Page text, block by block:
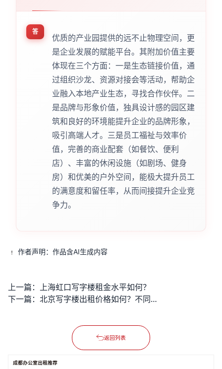
答
优质的产业园提供的远不止物理空间，更
是企业发展的赋能平台。其附加价值主要
体现在三个方面：一是生态链接价值，通
过组织沙龙、资源对接会等活动，帮助企
业融入本地产业生态，寻找合作伙伴。二
是品牌与形象价值，独具设计感的园区建
筑和良好的环境能提升企业的品牌形象，
吸引高端人才。三是员工福祉与效率价
值，完善的商业配套（如餐饮、便利
店）、丰富的休闲设施（如剧场、健身
房）和优美的户外空间，能极大提升员工
的满意度和留任率，从而间接提升企业竞
争力。
作者声明：作品含AI生成内容
上一篇： 上海虹口写字楼租金水平如何？
下一篇：
北京写字楼出租价格如何？不同区域价格差异大吗？
返回列表
成都办公室出租推荐